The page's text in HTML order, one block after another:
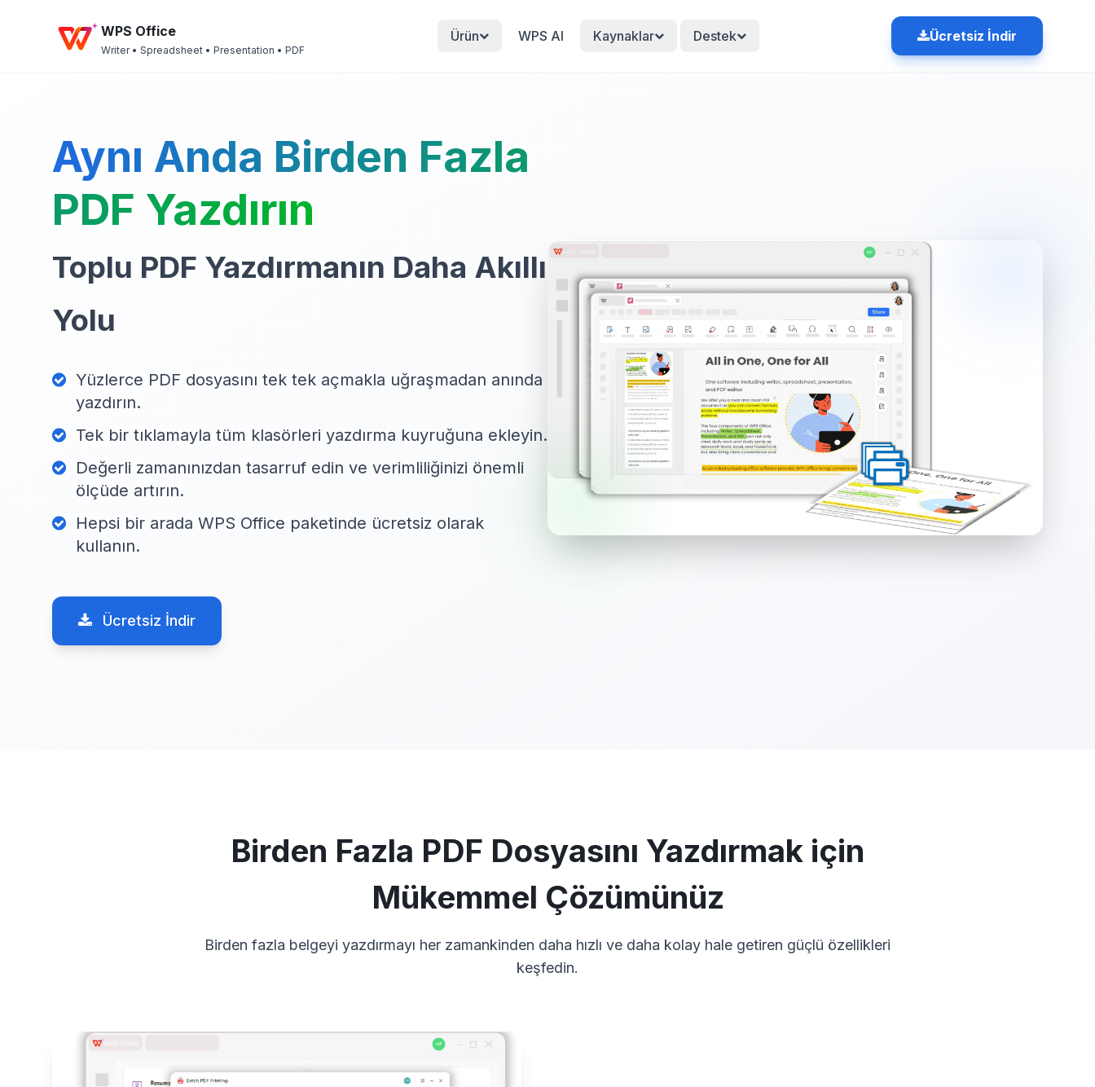
WPS Office
Writer • Spreadsheet • Presentation • PDF
Ürün WPS AI Kaynaklar Destek Ücretsiz İndir
Aynı Anda Birden Fazla
PDF Yazdırın
Toplu PDF Yazdırmanın Daha Akıllı
Yolu
Yüzlerce PDF dosyasını tek tek açmakla uğraşmadan anında
yazdırın.
Tek bir tıklamayla tüm klasörleri yazdırma kuyruğuna ekleyin.
Değerli zamanınızdan tasarruf edin ve verimliliğinizi önemli
ölçüde artırın.
Hepsi bir arada WPS Office paketinde ücretsiz olarak
kullanın.
Ücretsiz İndir
Birden Fazla PDF Dosyasını Yazdırmak için
Mükemmel Çözümünüz
Birden fazla belgeyi yazdırmayı her zamankinden daha hızlı ve daha kolay hale getiren güçlü özellikleri
keşfedin.